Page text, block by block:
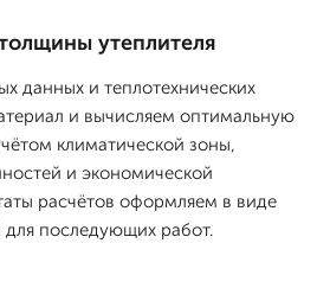
утеплителя
данных и теплотехнических
и вычисляем оптимальную
климатической зоны,
и экономической
расчётов оформляем в виде
последующих работ.